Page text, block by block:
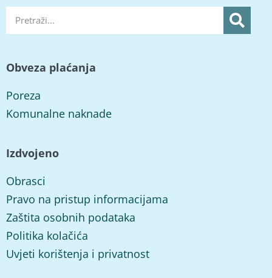
Obveza plaćanja
Poreza
Komunalne naknade
Izdvojeno
Obrasci
Pravo na pristup informacijama
Zaštita osobnih podataka
Politika kolačića
Uvjeti korištenja i privatnost